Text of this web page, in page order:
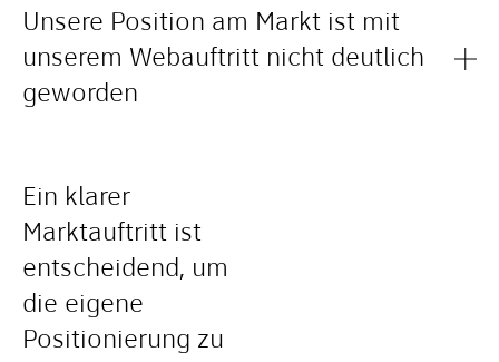
Unsere Position am Markt ist mit
unserem Webauftritt nicht deutlich
geworden
Ein klarer
Marktauftritt ist
entscheidend, um
die eigene
Positionierung zu